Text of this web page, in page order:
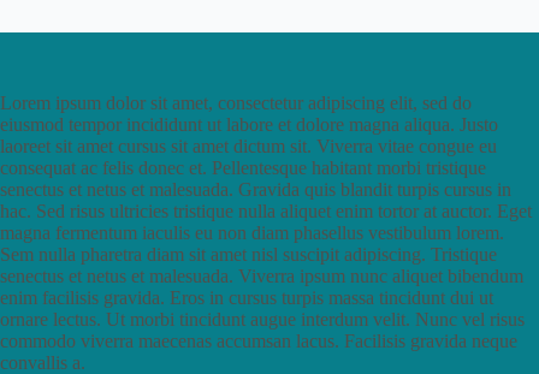
Lorem ipsum dolor sit amet, consectetur adipiscing elit, sed do
eiusmod tempor incididunt ut labore et dolore magna aliqua. Justo
laoreet sit amet cursus sit amet dictum sit. Viverra vitae congue eu
consequat ac felis donec et. Pellentesque habitant morbi tristique
senectus et netus et malesuada. Gravida quis blandit turpis cursus in
hac. Sed risus ultricies tristique nulla aliquet enim tortor at auctor. Eget
magna fermentum iaculis eu non diam phasellus vestibulum lorem.
Sem nulla pharetra diam sit amet nisl suscipit adipiscing. Tristique
senectus et netus et malesuada. Viverra ipsum nunc aliquet bibendum
enim facilisis gravida. Eros in cursus turpis massa tincidunt dui ut
ornare lectus. Ut morbi tincidunt augue interdum velit. Nunc vel risus
commodo viverra maecenas accumsan lacus. Facilisis gravida neque
convallis a.